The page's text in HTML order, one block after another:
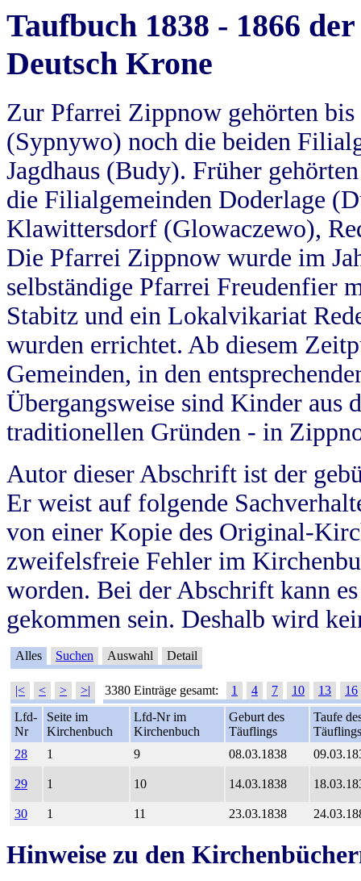
Taufbuch 1838 - 1866
Deutsch Krone
Zur Pfarrei Zippnow gehörten
(Sypnywo) noch die beiden
Jagdhaus (Budy). Früher
die Filialgemeinden Doderlage
Klawittersdorf (Glowaczewo),
Die Pfarrei Zippnow wurde im
selbständige Pfarrei Freudenfier
Stabitz und ein Lokalvikariat
wurden errichtet. Ab diesem
Gemeinden, in den
Übergangsweise sind Kinder aus
traditionellen Gründen - in
Autor dieser Abschrift ist der
Er weist auf folgende
von einer Kopie des Original-
zweifelsfreie Fehler im
worden. Bei der Abschrift kann
gekommen sein. Deshalb wird
Alles Suchen Auswahl Detail
|< < > >| 3380 Einträge gesamt: 1 4 7 10 13
16
Lfd-
Nr
Seite im
Kirchenbuch
Lfd-Nr im
Kirchenbuch
Geburt des
Täuflings
Taufe
Täuflings
28
1 9 08.03.1838
29 1 10 14.03.1838
30 1 11 23.03.1838
Hinweise zu den